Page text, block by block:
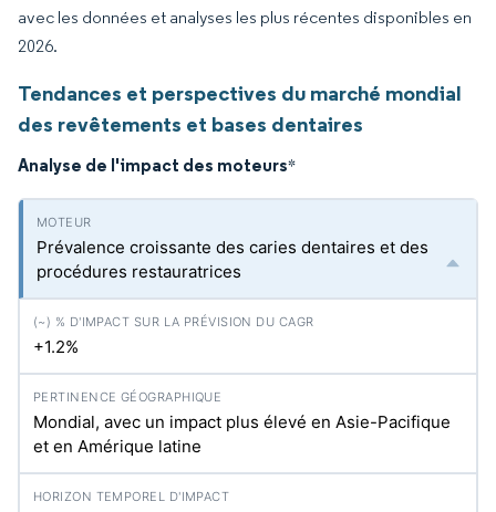
avec les données et analyses les plus récentes disponibles en
2026.
Tendances et perspectives du marché mondial
des revêtements et bases dentaires
Analyse de l'impact des moteurs*
Prévalence croissante des caries dentaires et des
procédures restauratrices
+1.2%
Mondial, avec un impact plus élevé en Asie-Pacifique
et en Amérique latine